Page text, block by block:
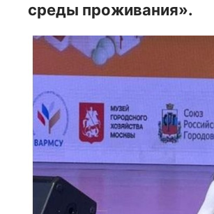
среды проживания».